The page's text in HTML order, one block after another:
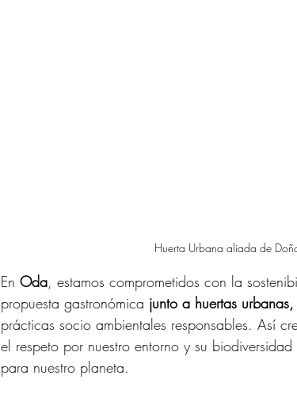
Huerta Urbana aliada de
En Oda, estamos comprometidos con la
propuesta gastronómica junto a huertas
prácticas socio ambientales responsables. Así
el respeto por nuestro entorno y su
para nuestro planeta.